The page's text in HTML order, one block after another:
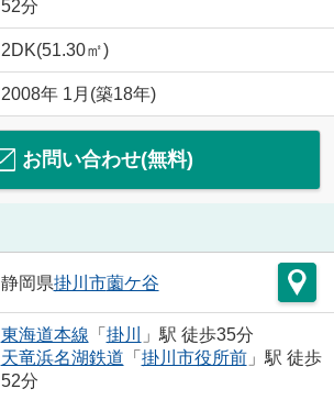
52分
2DK(51.30㎡)
2008年 1月(築18年)
お問い合わせ(無料)
静岡県掛川市薗ケ谷
東海道本線 「 掛川
」駅 徒歩35分
天竜浜名湖鉄道 「 掛川市役所前」駅 徒歩
52分